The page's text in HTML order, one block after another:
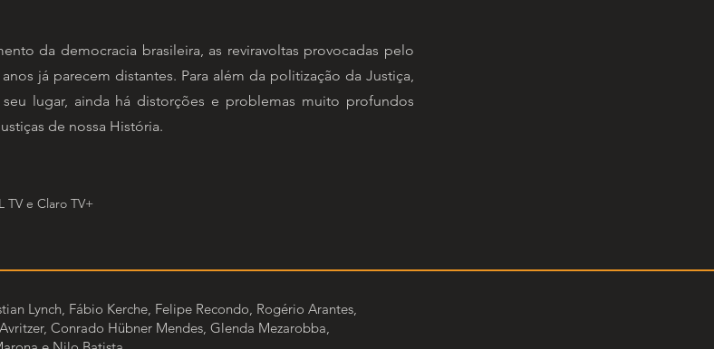
da democracia brasileira, as reviravoltas provocadas pelo
já parecem distantes. Para além da politização da Justiça,
lugar, ainda há distorções e problemas muito profundos
de nossa História.
TV e Claro TV+
Lynch, Fábio Kerche, Felipe Recondo, Rogério Arantes,
Conrado Hübner Mendes, Glenda Mezarobba,